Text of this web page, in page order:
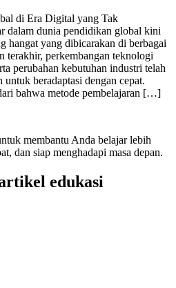
di Era Digital yang Tak
dalam dunia pendidikan global kini
hangat yang dibicarakan di berbagai
terakhir, perkembangan teknologi
perubahan kebutuhan industri telah
beradaptasi dengan cepat.
bahwa metode pembelajaran […]
membantu Anda belajar lebih
dan siap menghadapi masa depan.
edukasi